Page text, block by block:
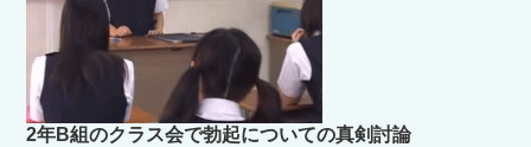
2年B組のクラス会で勃起についての真剣討論